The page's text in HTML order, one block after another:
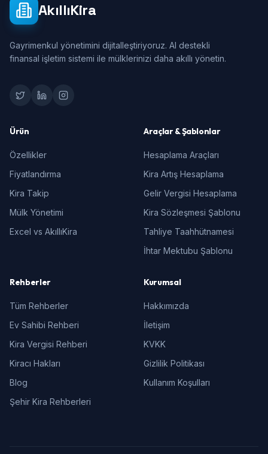
AkıllıKira
Gayrimenkul yönetimini dijitalleştiriyoruz. AI destekli
finansal işletim sistemi ile mülklerinizi daha akıllı yönetin.
Ürün
Özellikler
Fiyatlandırma
Kira Takip
Mülk Yönetimi
Excel vs AkıllıKira
Araçlar & Şablonlar
Hesaplama Araçları
Kira Artış Hesaplama
Gelir Vergisi Hesaplama
Kira Sözleşmesi Şablonu
Tahliye Taahhütnamesi
İhtar Mektubu Şablonu
Rehberler
Tüm Rehberler
Ev Sahibi Rehberi
Kira Vergisi Rehberi
Kiracı Hakları
Blog
Şehir Kira Rehberleri
Kurumsal
Hakkımızda
İletişim
KVKK
Gizlilik Politikası
Kullanım Koşulları